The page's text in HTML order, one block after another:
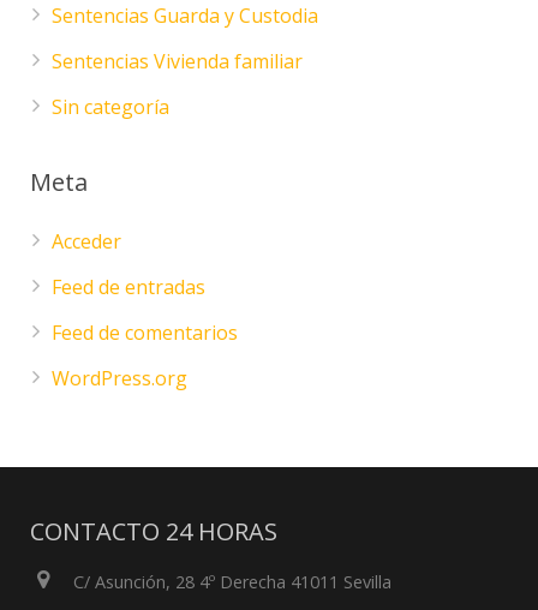
Sentencias Guarda y Custodia
Sentencias Vivienda familiar
Sin categoría
Meta
Acceder
Feed de entradas
Feed de comentarios
WordPress.org
CONTACTO 24 HORAS
C/ Asunción, 28 4º Derecha 41011 Sevilla